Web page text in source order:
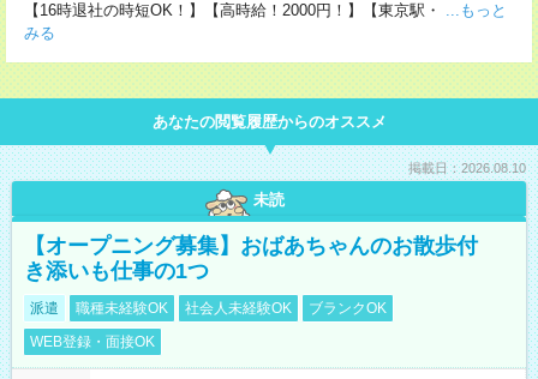
【16時退社の時短OK！】【高時給！2000円！】【東京駅・
...もっと
みる
あなたの閲覧履歴からのオススメ
掲載日：2026.08.10
未読
【オープニング募集】おばあちゃんのお散歩付
き添いも仕事の1つ
派遣 職種未経験OK 社会人未経験OK
ブランクOK
WEB登録・面接OK